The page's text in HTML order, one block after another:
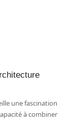
une fascination
à combiner